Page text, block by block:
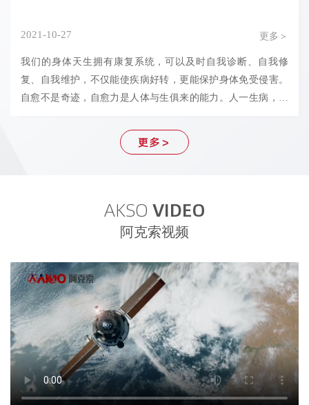
2021-10-27 更多＞
我们的身体天生拥有康复系统，可以及时自我诊断、自我修
复、自我维护，不仅能使疾病好转，更能保护身体免受侵害。
自愈不是奇迹，自愈力是人体与生俱来的能力。人一生病，就
能就要成倍增加，特别是抗生素效果还会递减……其实，人体
有你想象不到的强大自愈力。无论你现在受困于何种疑难杂
更多＞
AKSO VIDEO
阿克索视频